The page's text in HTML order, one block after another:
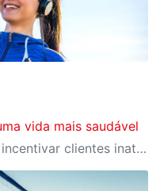
vida mais saudável
SESI-SP lança campanha para incentivar clientes inativos a retomarem a prática de atividades físicas, esporte e lazer com benefícios exclusivos